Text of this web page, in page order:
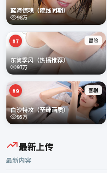
蓝海惊魂（院线同期）
98万
#7 冒险
东篱季风（热播推荐）
97万
#9 喜剧
白沙特攻（至臻画质）
95万
最新上传
最新内容